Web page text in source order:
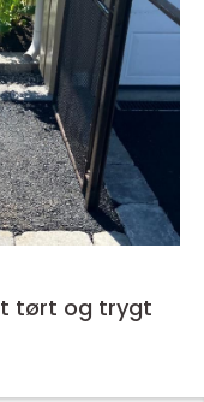
tørt og trygt